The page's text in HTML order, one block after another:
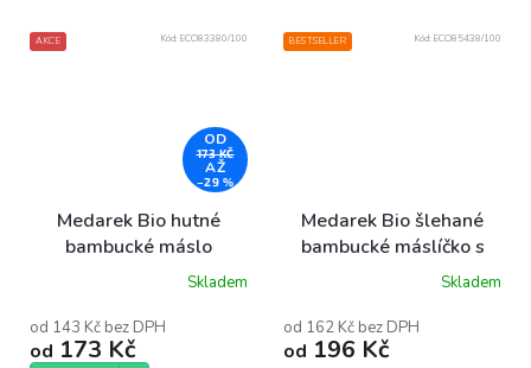
AKCE
OD
173 KČ
AŽ
–29 %
Medarek Bio hutné
bambucké máslo
Skladem
od 143 Kč bez DPH
od 173 Kč
Kód: ECO83380/100 BESTSELLER
Medarek Bio šlehané
bambucké máslíčko s
kapkou meruňkySkladem
od 162 Kč bez DPH
od 196 Kč
Kód: ECO85438/100